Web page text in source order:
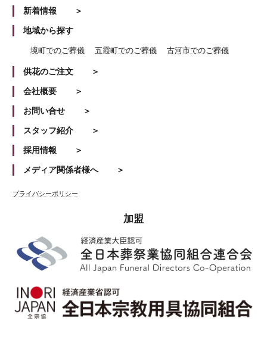
新着情報
地域から探す
境町でのご葬儀 五霞町でのご葬儀 古河市でのご葬儀
供花のご注文
会社概要
お問い合せ
スタッフ紹介
採用情報
メディア関係者様へ
プライバシーポリシー
加盟